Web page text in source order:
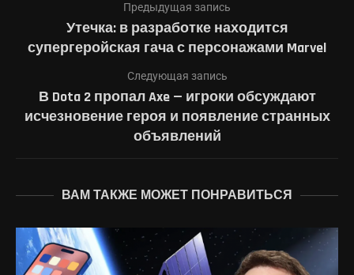
Предыдущая запись
Утечка: в разработке находится
супергеройская гача с персонажами Marvel
Следующая запись
В Dota 2 пропал Axe — игроки обсуждают
исчезновение героя и появление странных
объявлений
ВАМ ТАКЖЕ МОЖЕТ ПОНРАВИТЬСЯ